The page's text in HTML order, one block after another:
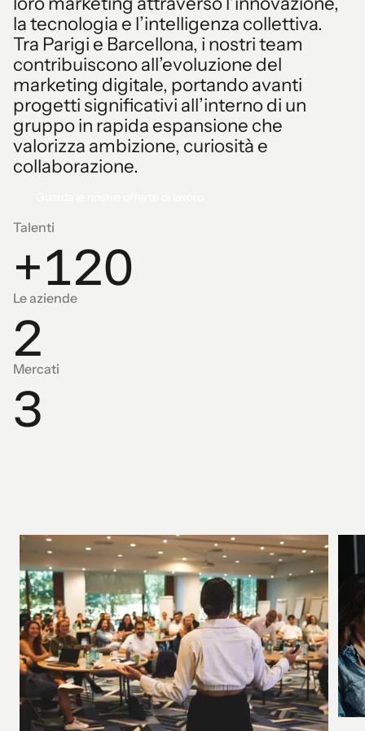
la tecnologia e l’intelligenza collettiva.
Tra Parigi e Barcellona, i nostri team
contribuiscono all’evoluzione del
marketing digitale, portando avanti
progetti significativi all’interno di un
gruppo in rapida espansione che
valorizza ambizione, curiosità e
collaborazione.
Talenti
+
0
1
0
2
4
5
6
7
8
0
Le aziende
0
1
2
Mercati
0
1
2
3